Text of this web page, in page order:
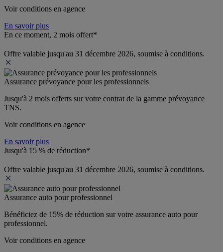
Voir conditions en agence
En savoir plus
En ce moment, 2 mois offert*
Offre valable jusqu'au 31 décembre 2026, soumise à conditions.
Assurance prévoyance pour les professionnels
Jusqu'à 2 mois offerts sur votre contrat de la gamme prévoyance
TNS.
Voir conditions en agence
En savoir plus
Jusqu'à 15 % de réduction*
Offre valable jusqu'au 31 décembre 2026, soumise à conditions.
Assurance auto pour professionnel
Bénéficiez de 15% de réduction sur votre assurance auto pour
professionnel.
Voir conditions en agence